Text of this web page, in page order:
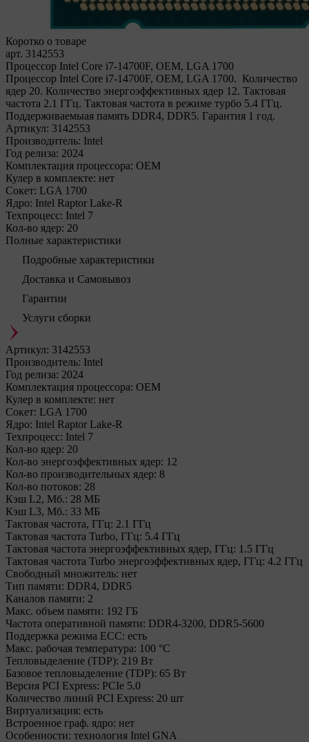
Коротко о товаре
арт. 3142553
Процессор Intel Core i7-14700F, OEM, LGA 1700
Процессор Intel Core i7-14700F, OEM, LGA 1700. Количество
ядер 20. Количество энергоэффективных ядер 12. Тактовая
частота 2.1 ГГц. Тактовая частота в режиме турбо 5.4 ГГц.
Поддерживаемыая память DDR4, DDR5. Гарантия 1 год.
Артикул: 3142553
Производитель: Intel
Год релиза: 2024
Комплектация процессора: OEM
Кулер в комплекте: нет
Сокет: LGA 1700
Ядро: Intel Raptor Lake-R
Техпроцесс: Intel 7
Кол-во ядер: 20
Полные характеристики
Подробные характеристики
Доставка и Самовывоз
Гарантии
Услуги сборки
Артикул: 3142553
Производитель: Intel
Год релиза: 2024
Комплектация процессора: OEM
Кулер в комплекте: нет
Сокет: LGA 1700
Ядро: Intel Raptor Lake-R
Техпроцесс: Intel 7
Кол-во ядер: 20
Кол-во энергоэффективных ядер: 12
Кол-во производительных ядер: 8
Кол-во потоков: 28
Кэш L2, Мб.: 28 МБ
Кэш L3, Мб.: 33 МБ
Тактовая частота, ГГц: 2.1 ГГц
Тактовая частота Turbo, ГГц: 5.4 ГГц
Тактовая частота энергоэффективных ядер, ГГц: 1.5 ГГц
Тактовая частота Turbo энергоэффективных ядер, ГГц: 4.2 ГГц
Свободный множитель: нет
Тип памяти: DDR4, DDR5
Каналов памяти: 2
Макс. объем памяти: 192 ГБ
Частота оперативной памяти: DDR4-3200, DDR5-5600
Поддержка режима ECC: есть
Макс. рабочая температура: 100 °C
Тепловыделение (TDP): 219 Вт
Базовое тепловыделение (TDP): 65 Вт
Версия PCI Express: PCIe 5.0
Количество линий PCI Express: 20 шт
Виртуализация: есть
Встроенное граф. ядро: нет
Особенности: технология Intel GNA